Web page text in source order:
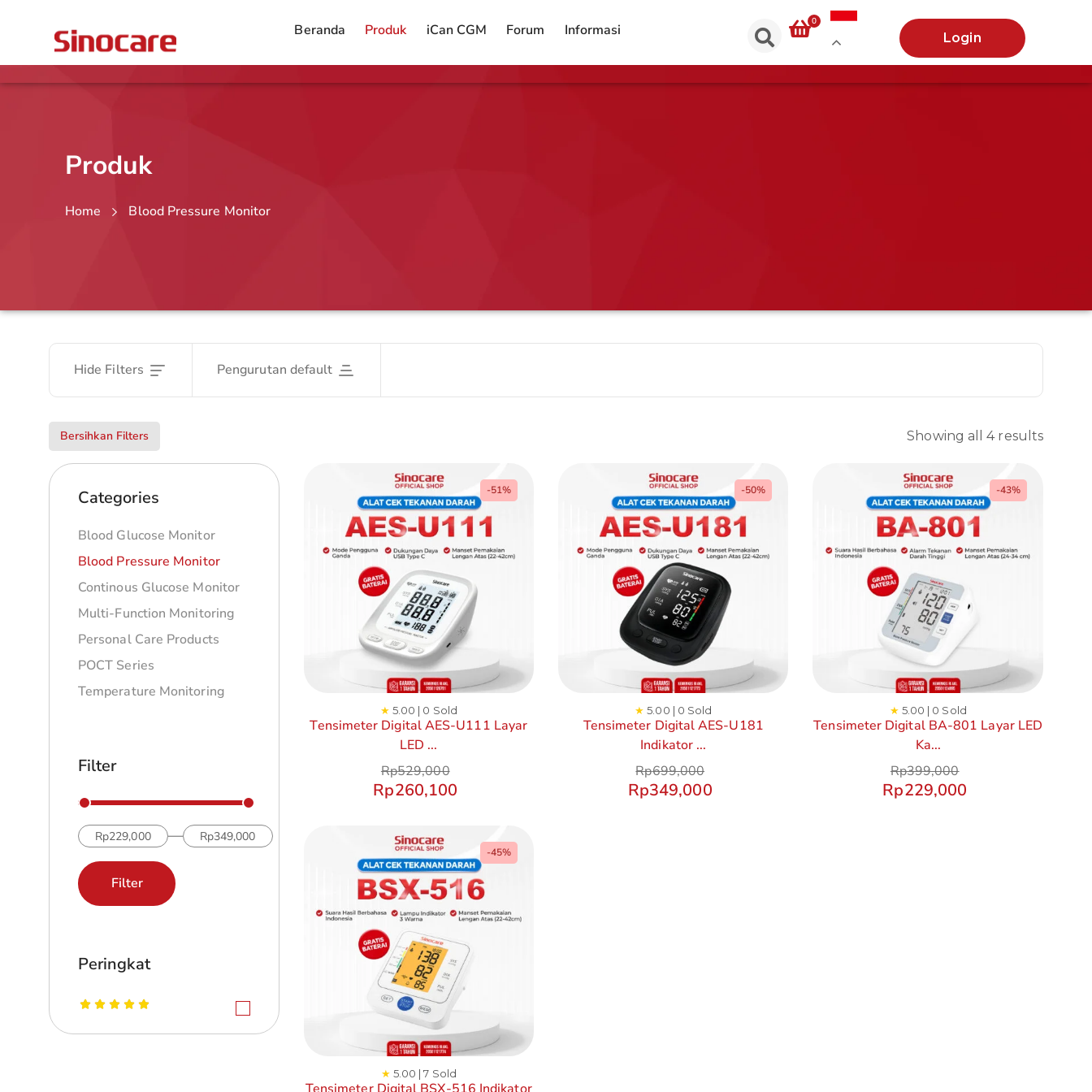
Beranda Produk iCan CGM Forum Informasi 0
Login
Produk
Home Blood Pressure Monitor
Hide Filters Pengurutan default
Bersihkan Filters Showing all 4 results
Categories
Blood Glucose Monitor
Blood Pressure Monitor
Continous Glucose Monitor
Multi-Function Monitoring
Personal Care Products
POCT Series
Temperature Monitoring
Filter
Rp229,000 — Rp349,000
Filter
Peringkat
-51%
Tensimeter Digital AES-U111 Layar
LED ...
★ 5.00 | 0 Sold
Rp529,000
Rp260,100
-50%
Tensimeter Digital AES-U181
Indikator ...
★5.00 | 0 Sold
Rp699,000
Rp349,000
-43%
Tensimeter Digital BA-801 Layar LED
Ka...
★ 5.00 | 0 Sold
Rp399,000
Rp229,000
-45%
★ 5.00 | 7 Sold